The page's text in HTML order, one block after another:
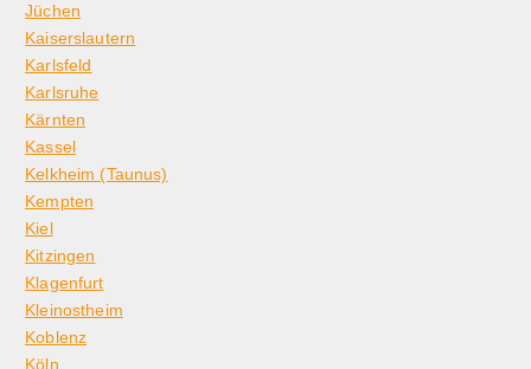
Jüchen
Kaiserslautern
Karlsfeld
Karlsruhe
Kärnten
Kassel
Kelkheim (Taunus)
Kempten
Kiel
Kitzingen
Klagenfurt
Kleinostheim
Koblenz
Köln